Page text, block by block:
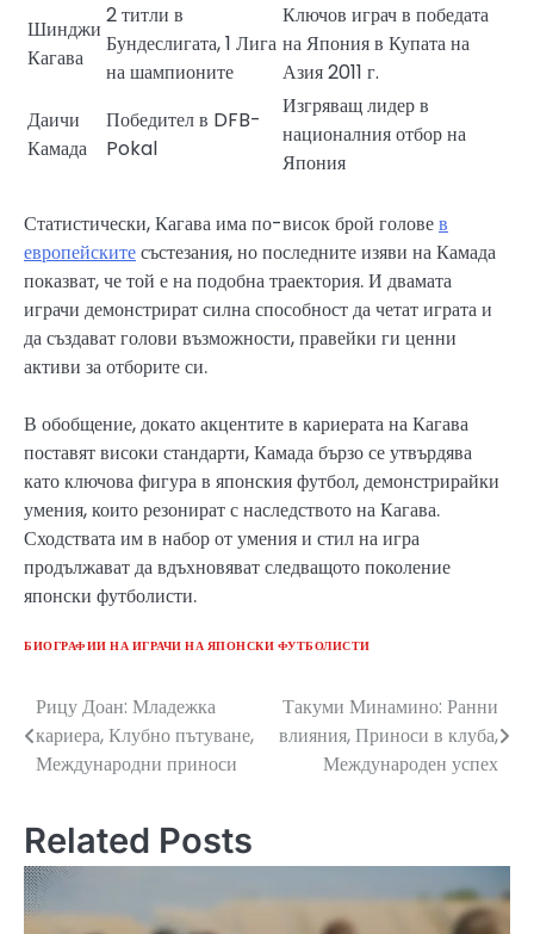
Шинджи
Кагава
2 титли в
Бундеслигата, 1 Лига
на шампионите
Ключов играч в победата
на Япония в Купата на
Азия 2011 г.
Даичи
Камада
Победител в DFB-
Pokal
Изгряващ лидер в
националния отбор на
Япония
Статистически, Кагава има по-висок брой головев
европейскитесъстезания, но последните изяви на Камада
показват, че той е на подобна траектория. И двамата
играчи демонстрират силна способност да четат играта и
да създават голови възможности, правейки ги ценни
активи за отборите си.
В обобщение, докато акцентите в кариерата на Кагава
поставят високи стандарти, Камада бързо се утвърдява
като ключова фигура в японския футбол, демонстрирайки
умения, които резонират с наследството на Кагава.
Сходствата им в набор от умения и стил на игра
продължават да вдъхновяват следващото поколение
японски футболисти.
БИОГРАФИИ НА ИГРАЧИ НА ЯПОНСКИ ФУТБОЛИСТИ
Post
navigation
Рицу Доан: Младежка
кариера, Клубно пътуване,
Международни приноси
Такуми Минамино: Ранни
влияния, Приноси в клуба,
Международен успех
Related Posts